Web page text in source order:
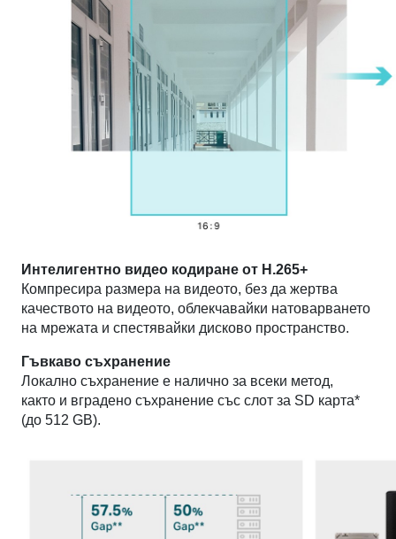
Интелигентно видео кодиране от H.265+
Компресира размера на видеото, без да жертва
качеството на видеото, облекчавайки натоварването
на мрежата и спестявайки дисково пространство.
Гъвкаво съхранение
Локално съхранение е налично за всеки метод,
както и вградено съхранение със слот за SD карта*
(до 512 GB).